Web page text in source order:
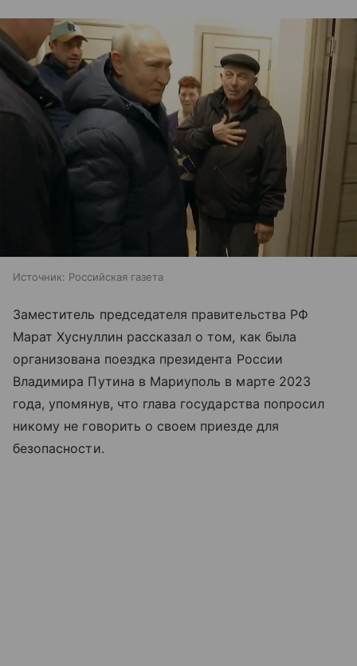
Источник: Российская газета
Заместитель председателя правительства РФ
Марат Хуснуллин рассказал о том, как была
организована поездка президента России
Владимира Путина в Мариуполь в марте 2023
года, упомянув, что глава государства попросил
никому не говорить о своем приезде для
безопасности.